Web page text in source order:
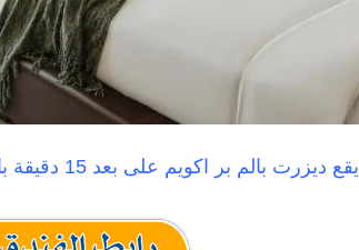
يقع ديزرت بالم بر اكويم على بعد 15 دقيقة بالسيارة من مطار